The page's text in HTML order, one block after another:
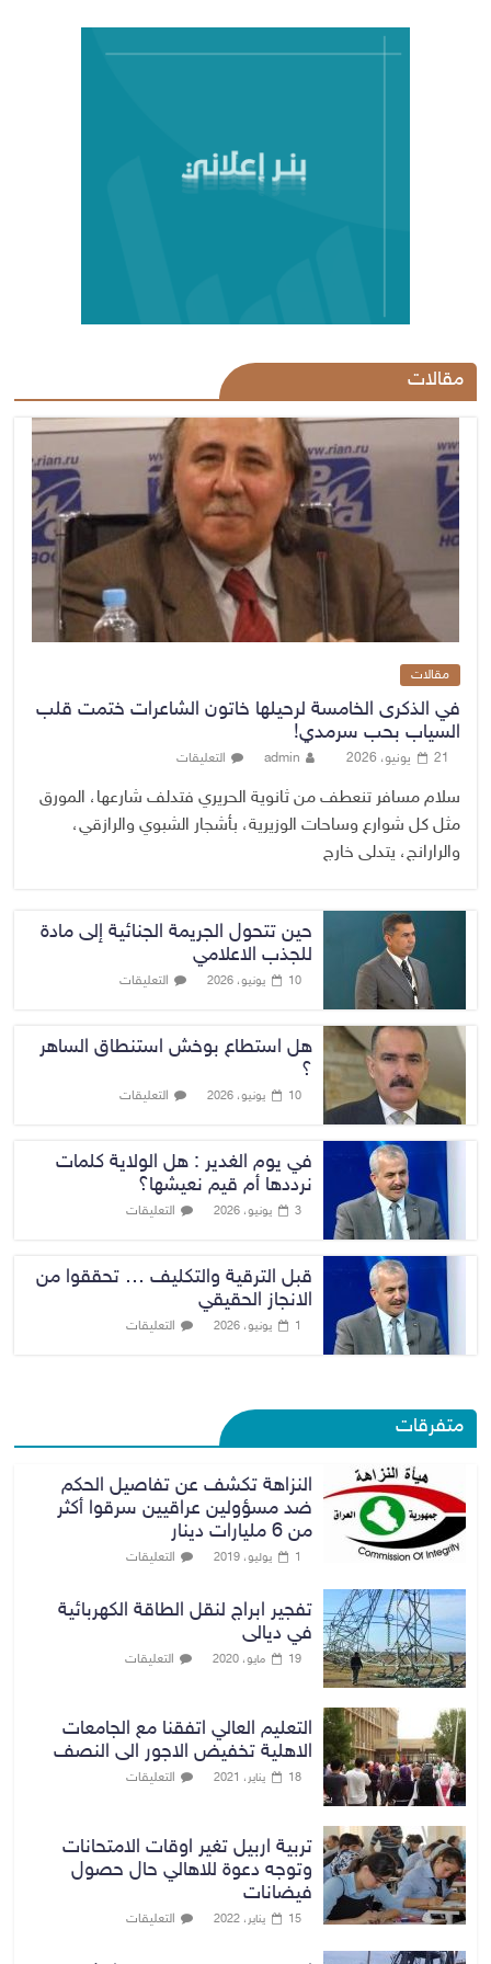
مقالات
مقالات
في الذكرى الخامسة لرحيلها خاتون الشاعرات ختمت قلب
السياب بحب سرمدي!
21 يونيو، 2026 admin التعليقات
سلام مسافر تنعطف من ثانوية الحريري فتدلف شارعها، المورق
مثل كل شوارع وساحات الوزيرية، بأشجار الشبوي والرازقي،
والرارانج، يتدلى خارج
حين تتحول الجريمة الجنائية إلى مادة
للجذب الاعلامي
10 يونيو، 2026 التعليقات
هل استطاع بوخش استنطاق الساهر
؟
10 يونيو، 2026 التعليقات
في يوم الغدير : هل الولاية كلمات
نرددها أم قيم نعيشها؟
3 يونيو، 2026 التعليقات
قبل الترقية والتكليف … تحققوا من
الانجاز الحقيقي
1 يونيو، 2026 التعليقات
متفرقات
النزاهة تكشف عن تفاصيل الحكم
ضد مسؤولين عراقيين سرقوا أكثر
من 6 مليارات دينار
1 يوليو، 2019 التعليقات
تفجير ابراج لنقل الطاقة الكهربائية
في ديالى
19 مايو، 2020 التعليقات
التعليم العالي اتفقنا مع الجامعات
الاهلية تخفيض الاجور الى النصف
18 يناير، 2021 التعليقات
تربية اربيل تغير اوقات الامتحانات
وتوجه دعوة للاهالي حال حصول
فيضانات
15 يناير، 2022 التعليقات